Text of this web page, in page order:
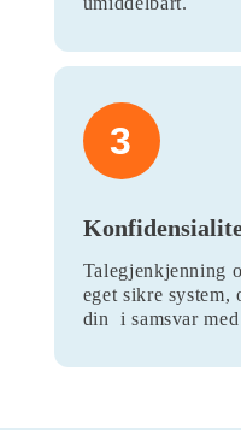
3
Talegjenkjenning
eget sikre
din i samsvar